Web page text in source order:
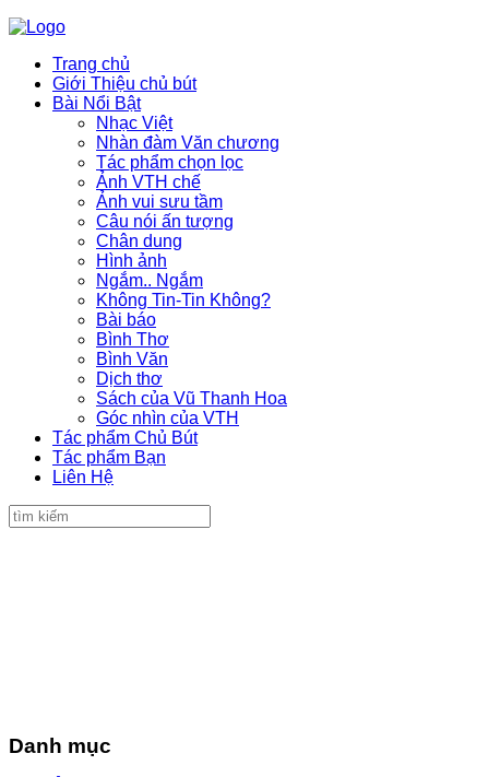
Trang chủ
Giới Thiệu chủ bút
Bài Nổi Bật
Nhạc Việt
Nhàn đàm Văn chương
Tác phẩm chọn lọc
Ảnh VTH chế
Ảnh vui sưu tầm
Câu nói ấn tượng
Chân dung
Hình ảnh
Ngắm.. Ngắm
Không Tin-Tin Không?
Bài báo
Bình Thơ
Bình Văn
Dịch thơ
Sách của Vũ Thanh Hoa
Góc nhìn của VTH
Tác phẩm Chủ Bút
Tác phẩm Bạn
Liên Hệ
Danh mục